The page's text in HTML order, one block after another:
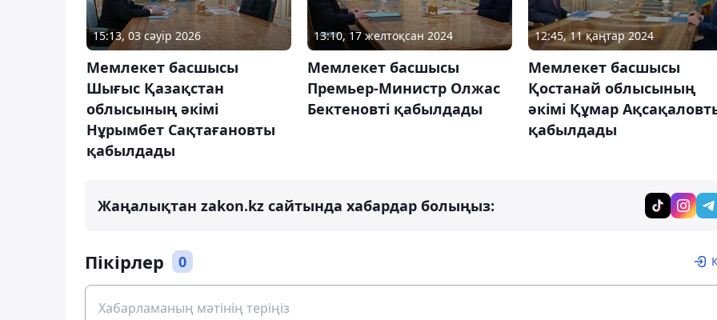
15:13, 03 сәуір 2026
Мемлекет басшысы
Шығыс Қазақстан
облысының әкімі
Нұрымбет Сақтағановты
қабылдады
13:10, 17 желтоқсан 2024
Мемлекет басшысы
Премьер-Министр Олжас
Бектеновті қабылдады
12:45, 11 қаңтар 2024
Мемлекет басшысы
Қостанай облысының
әкімі Құмар
қабылдады
Жаңалықтан zakon.kz сайтында хабардар болыңыз:
Пікірлер 0